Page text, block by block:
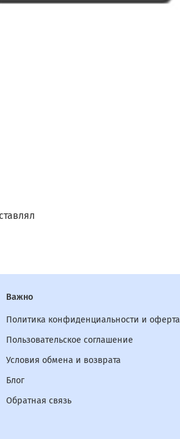
Важно
Политика конфиденциальности и оферта
Пользовательское соглашение
Условия обмена и возврата
Блог
Обратная связь